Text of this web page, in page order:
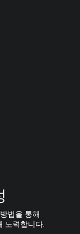
법을 통해
노력합니다.